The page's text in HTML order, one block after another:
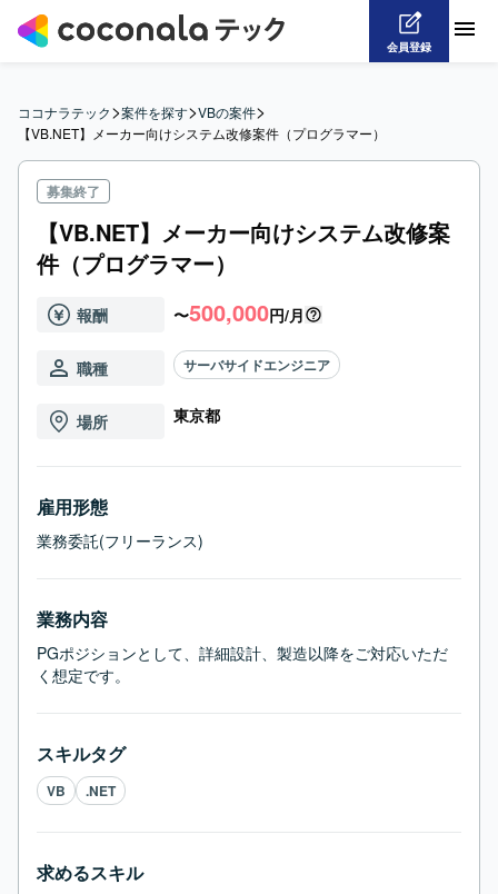
会員登録
ココナラテック>案件を探す>VBの案件>
【VB.NET】メーカー向けシステム改修案件（プログラマー）
募集終了
【VB.NET】メーカー向けシステム改修案
件（プログラマー）
報酬 〜500,000円/月
職種 サーバサイドエンジニア
場所 東京都
雇用形態
業務委託(フリーランス)
業務内容
PGポジションとして、詳細設計、製造以降をご対応いただ
く想定です。
スキルタグ
VB .NET
求めるスキル